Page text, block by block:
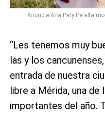
Anuncia Ana Paty Peralta
“Les tenemos muy
las y los
entrada de nuestra
libre a Mérida, una de
importantes del año.